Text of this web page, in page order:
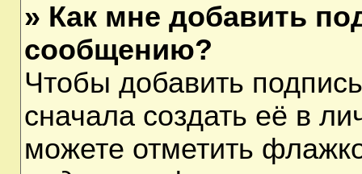
» Как мне добавить
сообщению?
Чтобы добавить
сначала создать её в
можете отметить